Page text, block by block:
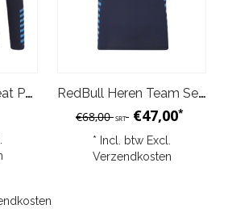
RedBull Team Sweat Pullover Hoodie 2024 Heren - Blauw
RedBull Heren Team Set Up T-Shirt Blauw Night Sky 2024
€68,00SRT €47,00*
* Incl. btw Excl.
Verzendkosten